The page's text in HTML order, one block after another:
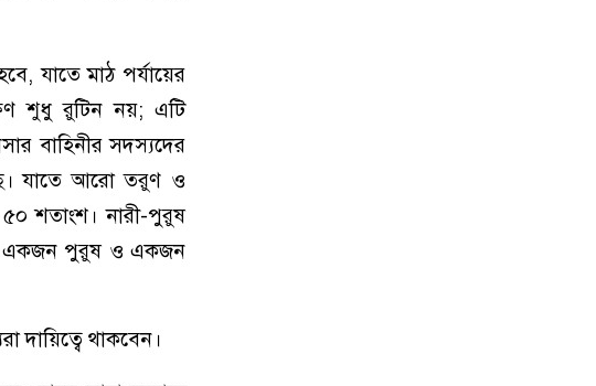
যাতে মাঠ পর্যায়ের
শুধু রুটিন নয়; এটি
বাহিনীর সদস্যদের
যাতে আরো তরুণ ও
৫০ শতাংশ। নারী-পুরুষ
একজন পুরুষ ও একজন
দায়িত্বে থাকবেন।